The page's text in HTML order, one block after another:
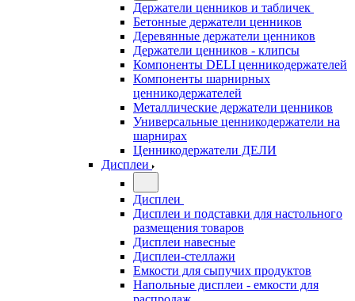
Держатели ценников и табличек
Бетонные держатели ценников
Деревянные держатели ценников
Держатели ценников - клипсы
Компоненты DELI ценникодержателей
Компоненты шарнирных
ценникодержателей
Металлические держатели ценников
Универсальные ценникодержатели на
шарнирах
Ценникодержатели ДЕЛИ
Дисплеи
Дисплеи
Дисплеи и подставки для настольного
размещения товаров
Дисплеи навесные
Дисплеи-стеллажи
Емкости для сыпучих продуктов
Напольные дисплеи - емкости для